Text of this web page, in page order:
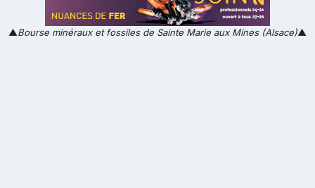
▲Bourse minéraux et fossiles de Sainte Marie aux Mines (Alsace)▲